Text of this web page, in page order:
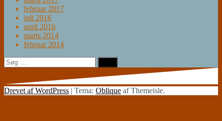
februar 2017
juli 2016
april 2016
marts 2014
februar 2014
Søg
efter:
Drevet af WordPress | Tema: Oblique af Themeisle.